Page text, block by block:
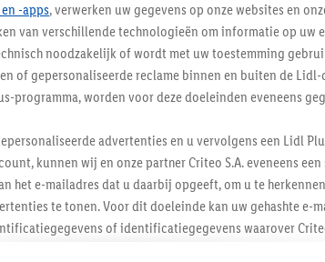
Blijf op de
Schrijf je in op de
-apps, verwerken uw gegevens op onze websites en
van verschillende technologieën om informatie op uw
noodzakelijk of wordt met uw toestemming
of gepersonaliseerde reclame binnen en buiten de Lidl-
programma, worden voor deze doeleinden eveneens
advertenties en u vervolgens een Lidl
kunnen wij en onze partner Criteo S.A. eveneens
het e-mailadres dat u daarbij opgeeft, om u te
te tonen. Voor dit doeleinde kan uw gehashte e-
of identificatiegegevens waarover